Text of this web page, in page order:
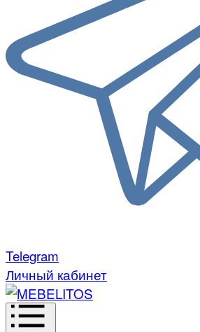
Telegram
Личный кабинет